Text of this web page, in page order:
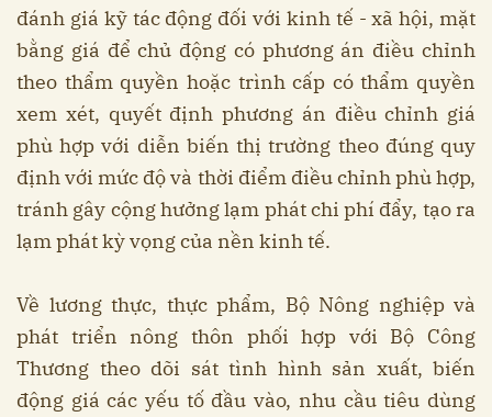
đánh giá kỹ tác động đối với kinh tế - xã hội, mặt
bằng giá để chủ động có phương án điều chỉnh
theo thẩm quyền hoặc trình cấp có thẩm quyền
xem xét, quyết định phương án điều chỉnh giá
phù hợp với diễn biến thị trường theo đúng quy
định với mức độ và thời điểm điều chỉnh phù hợp,
tránh gây cộng hưởng lạm phát chi phí đẩy, tạo ra
lạm phát kỳ vọng của nền kinh tế.
Về lương thực, thực phẩm, Bộ Nông nghiệp và
phát triển nông thôn phối hợp với Bộ Công
Thương theo dõi sát tình hình sản xuất, biến
động giá các yếu tố đầu vào, nhu cầu tiêu dùng